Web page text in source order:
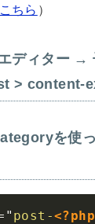
こちら ）
ディター →
> content-
を使
" post-<?php